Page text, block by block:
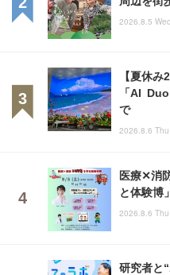
2026.8.5
【夏休
「AI
で
2026.8.6
医療✕消
と体験博
2026.8.6
研究者と